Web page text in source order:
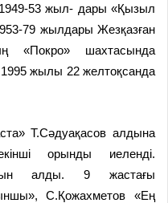
1949-53 жыл- дары «Қызыл
79 жылдары Жезқазған
«Покро» шахтасында
жылы 22 желтоқсанда
Т.Сәдуақасов алдына
орынды иеленді.
алды. 9 жастағы
С.Қожахметов «Ең